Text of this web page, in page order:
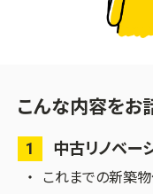
こんな内容をお
1 中古リノベー
これまでの新築